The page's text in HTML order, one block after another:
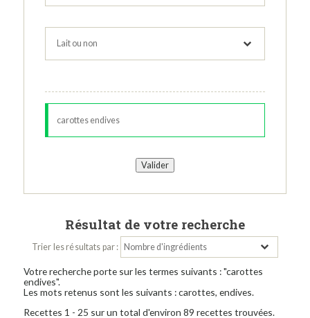
Résultat de votre recherche
Trier les résultats par :
Votre recherche porte sur les termes suivants : "carottes
endives".
Les mots retenus sont les suivants : carottes, endives.
Recettes 1 - 25 sur un total d'environ 89 recettes trouvées.